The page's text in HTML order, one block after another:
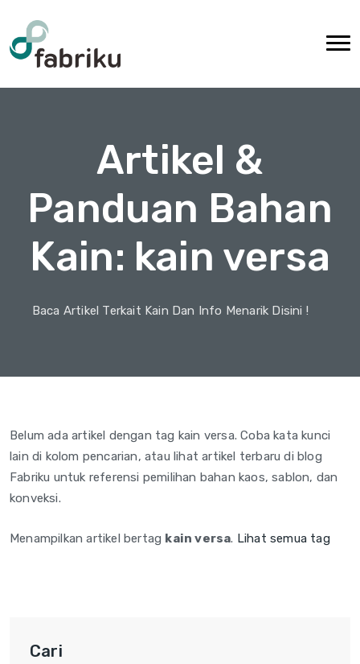
Artikel &
Panduan Bahan
Kain: kain versa
Baca Artikel Terkait Kain Dan Info Menarik Disini !
Belum ada artikel dengan tag kain versa. Coba kata kunci
lain di kolom pencarian, atau lihat artikel terbaru di blog
Fabriku untuk referensi pemilihan bahan kaos, sablon, dan
konveksi.
Menampilkan artikel bertag kain versa. Lihat semua tag
Cari